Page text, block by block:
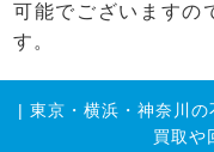
可能でございますの
す。
| 東京・横浜・神奈川
買取や